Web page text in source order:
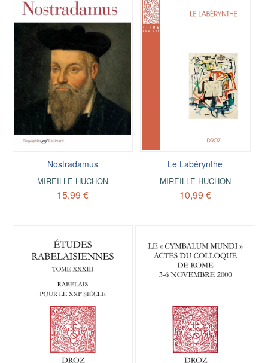
Nostradamus
MIREILLE HUCHON
15,99 €
Le Labérynthe
MIREILLE HUCHON
10,99 €